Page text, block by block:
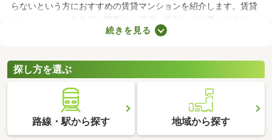
らないという方におすすめの賃貸マンションを紹介します。賃貸
マンションは、物件別に間取りや設備、内装などが異なります。
複数の物件を見比べて、希望や好みにぴったりなお部屋を見つけ
貸マンションを比較してみてくださいね。
続きを見る
探し方を選ぶ
路線・駅から探す 地域から探す